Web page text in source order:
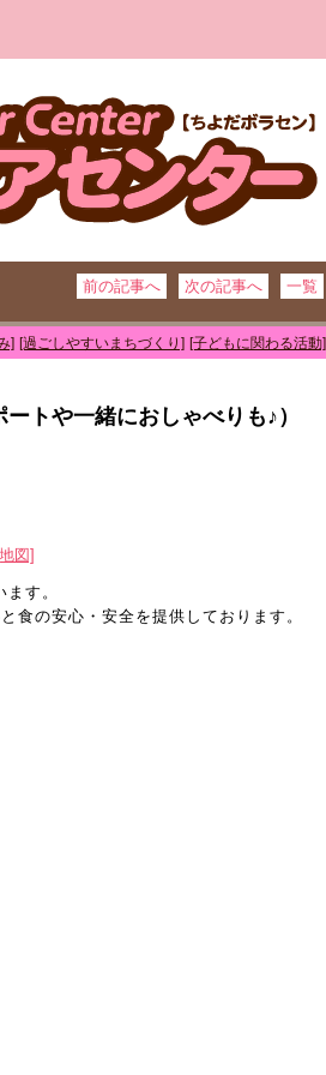
前の記事へ 次の記事へ 一覧
] [過ごしやすいまちづくり] [子どもに関わる活動]
トや一緒におしゃべりも♪）
図]
す。
食の安心・安全を提供しております。